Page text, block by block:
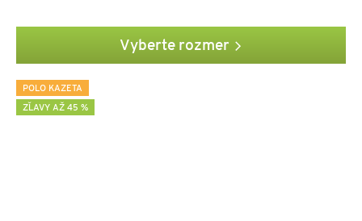
Vyberte rozmer
POLO KAZETA
ZĽAVY AŽ 45 %